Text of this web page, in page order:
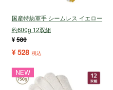
国産特紡軍手 シームレス イエロー
約600g 12双組
¥580
¥528 税込
NEW